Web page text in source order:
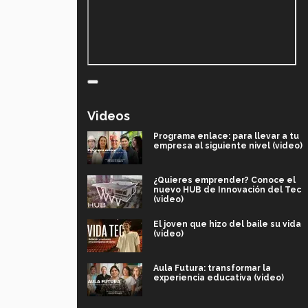
Videos
Programa enlace: para llevar a tu
empresa al siguiente nivel (video)
¿Quieres emprender? Conoce el
nuevo HUB de Innovación del Tec
(video)
El joven que hizo del baile su vida
(video)
Aula Futura: transformar la
experiencia educativa (video)